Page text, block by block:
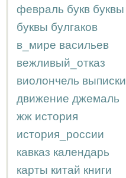
февраль букв буквы
буквы булгаков
в_мире васильев
вежливый_отказ
виолончель выписки
движение джемаль
жж история
история_россии
кавказ календарь
карты китай книги